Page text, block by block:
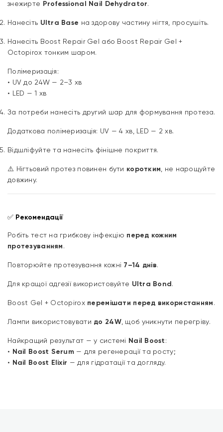
знежирте Professional Nail Dehydrator.
Нанесіть Ultra Base на здорову частину нігтя, просушіть.
Нанесіть Boost Repair Gel або Boost Repair Gel +
Octopirox тонким шаром.
Полімеризація:
• UV до 24W — 2–3 хв
• LED — 1 хв
За потреби нанесіть другий шар для формування протеза.
Додаткова полімеризація: UV — 4 хв, LED — 2 хв.
Відшліфуйте та нанесіть фінішне покриття.
⚠️ Нігтьовий протез повинен бути коротким , не нарощуйте
довжину.
✅ Рекомендації
Робіть тест на грибкову інфекцію перед кожним
протезуванням .
Повторюйте протезування кожні 7–14 днів.
Для кращої адгезії використовуйте Ultra Bond .
Boost Gel + Octopirox перемішати перед використанням .
Лампи використовувати до 24W, щоб уникнути перегріву.
Найкращий результат — у системі Nail Boost :
• Nail Boost Serum — для регенерації та росту;
• Nail Boost Elixir — для гідратації та догляду.